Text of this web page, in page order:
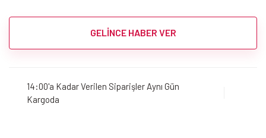
GELİNCE HABER VER
14:00'a Kadar Verilen Siparişler Aynı Gün
Kargoda